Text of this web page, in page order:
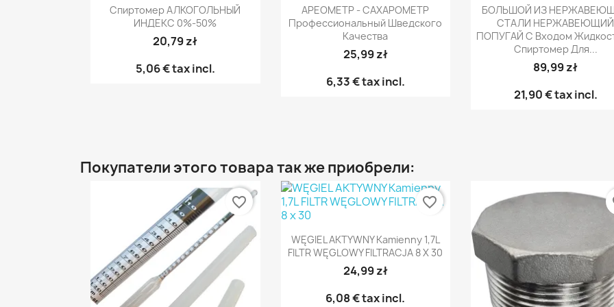
Быстрый просмотр
Спиртомер АЛКОГОЛЬНЫЙ
ИНДЕКС 0%-50%
20,79 zł
5,06 €tax incl.
Быстрый просмотр
АРЕОМЕТР - САХАРОМЕТР
Профессиональный Шведского
Качества
25,99 zł
6,33 €tax incl.
Быстрый
БОЛЬШОЙ ИЗ
СТАЛИ НЕРЖАВЕЮЩИЙ
ПОПУГАЙ С Входом
Спиртомер Для...
89,99 zł
21,90 €tax incl.
Покупатели этого товара так же приобрели:
favorite_border
Быстрый просмотр
WĘGIEL AKTYWNY Kamienny 1,7L
FILTR WĘGLOWY FILTRACJA 8 X 30
24,99 zł
6,08 €tax incl.
favorite_border